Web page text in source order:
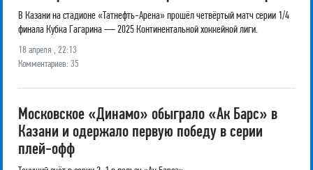
В Казани на стадионе «Татнефть-Арена» прошёл четвёртый матч серии 1/4
финала Кубка Гагарина — 2025 Континентальной хоккейной лиги.
18 апреля , 22:13
Комментариев: 35
Московское «Динамо» обыграло «Ак Барс» в
Казани и одержало первую победу в серии
плей-офф